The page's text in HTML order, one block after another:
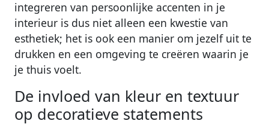
integreren van persoonlijke accenten in je
interieur is dus niet alleen een kwestie van
esthetiek; het is ook een manier om jezelf uit te
drukken en een omgeving te creëren waarin je
je thuis voelt.
De invloed van kleur en textuur
op decoratieve statements